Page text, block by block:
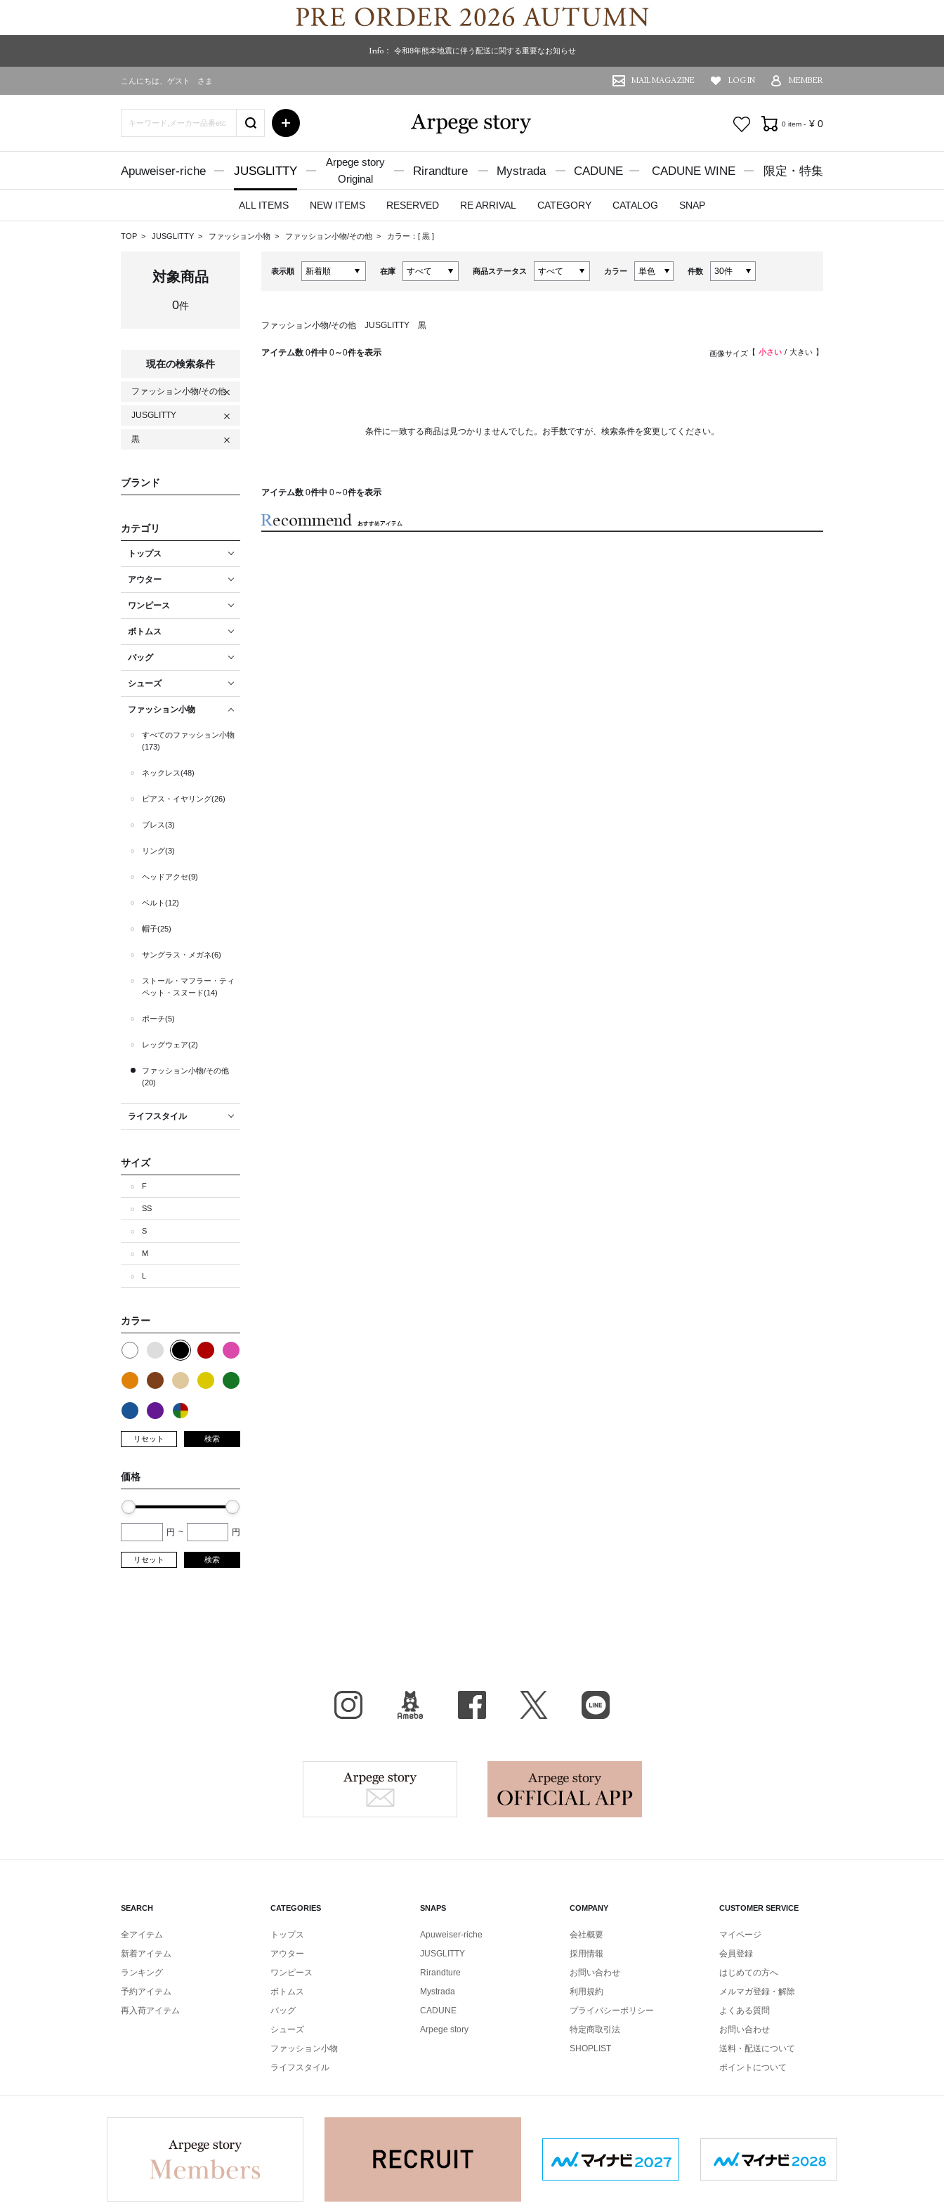
Info： 令和8年熊本地震に伴う配送に関する重要なお知らせ
こんにちは、 ゲスト さま MAIL MAGAZINE LOG IN MEMBER
お気に入り0 item - ¥ 0
Apuweiser-riche JUSGLITTY
Arpege story
Original
Rirandture Mystrada CADUNE CADUNE WINE 限定・特集
ALL ITEMS NEW ITEMS RESERVED RE ARRIVAL CATEGORY CATALOG SNAP
TOP JUSGLITTY ファッション小物 ファッション小物/その他 カラー：[ 黒 ]
対象商品
0件
現在の検索条件
ファッション小物/その他
JUSGLITTY
黒
ブランド
カテゴリ
トップス
アウター
ワンピース
ボトムス
バッグ
シューズ
ファッション小物
すべてのファッション小物
(173)
ネックレス(48)
ピアス・イヤリング(26)
ブレス(3)
リング(3)
ヘッドアクセ(9)
ベルト(12)
帽子(25)
サングラス・メガネ(6)
ストール・マフラー・ティ
ペット・スヌード(14)
ポーチ(5)
レッグウェア(2)
ファッション小物/その他
(20)
ライフスタイル
サイズ
F
SS
S
M
L
カラー
リセット 検索
価格
円 ~ 円
リセット 検索
表示順 在庫 商品ステータス カラー 件数
ファッション小物/その他 JUSGLITTY 黒
アイテム数 0件中 0～0件を表示 画像サイズ 小さい 大きい
条件に一致する商品は見つかりませんでした。お手数ですが、検索条件を変更してください。
アイテム数 0件中 0～0件を表示
X（旧Twitter）
SEARCH
全アイテム
新着アイテム
ランキング
予約アイテム
再入荷アイテム
CATEGORIES
トップス
アウター
ワンピース
ボトムス
バッグ
シューズ
ファッション小物
ライフスタイル
SNAPS
Apuweiser-riche
JUSGLITTY
Rirandture
Mystrada
CADUNE
Arpege story
COMPANY
会社概要
採用情報
お問い合わせ
利用規約
プライバシーポリシー
特定商取引法
SHOPLIST
CUSTOMER SERVICE
マイページ
会員登録
はじめての方へ
メルマガ登録・解除
よくある質問
お問い合わせ
送料・配送について
ポイントについて